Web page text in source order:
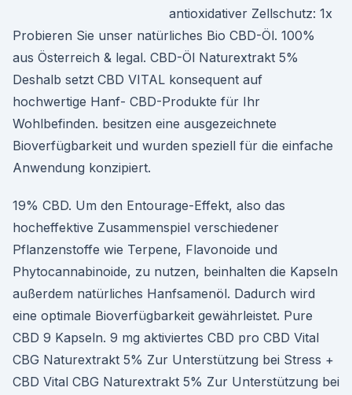
antioxidativer Zellschutz: 1x
Probieren Sie unser natürliches Bio CBD-Öl. 100%
aus Österreich & legal. CBD-Öl Naturextrakt 5%
Deshalb setzt CBD VITAL konsequent auf
hochwertige Hanf- CBD-Produkte für Ihr
Wohlbefinden. besitzen eine ausgezeichnete
Bioverfügbarkeit und wurden speziell für die einfache
Anwendung konzipiert.
19% CBD. Um den Entourage-Effekt, also das
hocheffektive Zusammenspiel verschiedener
Pflanzenstoffe wie Terpene, Flavonoide und
Phytocannabinoide, zu nutzen, beinhalten die Kapseln
außerdem natürliches Hanfsamenöl. Dadurch wird
eine optimale Bioverfügbarkeit gewährleistet. Pure
CBD 9 Kapseln. 9 mg aktiviertes CBD pro CBD Vital
CBG Naturextrakt 5% Zur Unterstützung bei Stress +
CBD Vital CBG Naturextrakt 5% Zur Unterstützung bei